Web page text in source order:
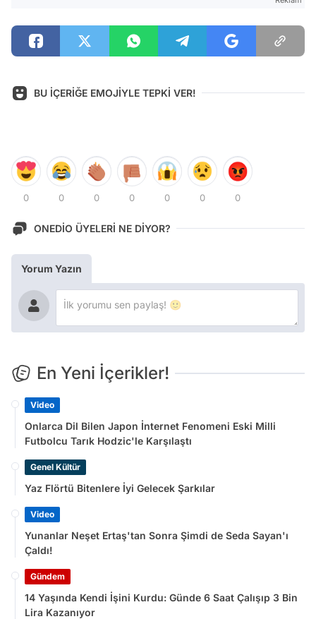
BU İÇERİĞE EMOJİYLE TEPKİ VER!
0 0 0 0 0 0 0
ONEDİO ÜYELERİ NE DİYOR?
Yorum Yazın
En Yeni İçerikler!
Video
Onlarca Dil Bilen Japon İnternet Fenomeni Eski Milli
Futbolcu Tarık Hodzic'le Karşılaştı
Genel Kültür
Yaz Flörtü Bitenlere İyi Gelecek Şarkılar
Video
Yunanlar Neşet Ertaş'tan Sonra Şimdi de Seda Sayan'ı
Çaldı!
Gündem
14 Yaşında Kendi İşini Kurdu: Günde 6 Saat Çalışıp 3 Bin
Lira Kazanıyor